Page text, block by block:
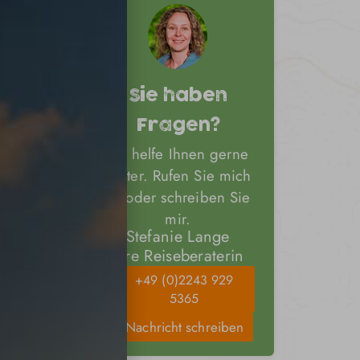
Die
in
ein
Sie haben
Fragen?
Ich helfe Ihnen gerne
weiter. Rufen Sie mich
an oder schreiben Sie
mir.
Stefanie Lange
Ihre Reiseberaterin
+49 (0)2243 929
5365
Nachricht schreiben